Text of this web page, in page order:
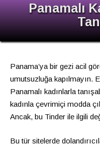
Panamalı
Panama’ya bir gezi acil
umutsuzluğa kapılmayın.
Panamalı kadınlarla
kadınla çevrimiçi modda
Ancak, bu Tinder ile ilgili
Bu tür sitelerde